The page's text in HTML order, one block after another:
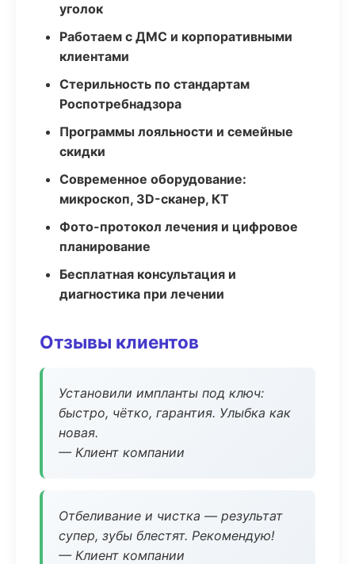
уголок
Работаем с ДМС и корпоративными
клиентами
Стерильность по стандартам
Роспотребнадзора
Программы лояльности и семейные
скидки
Современное оборудование:
микроскоп, 3D-сканер, КТ
Фото-протокол лечения и цифровое
планирование
Бесплатная консультация и
диагностика при лечении
Отзывы клиентов
Установили импланты под ключ:
быстро, чётко, гарантия. Улыбка как
новая.
— Клиент компании
Отбеливание и чистка — результат
супер, зубы блестят. Рекомендую!
— Клиент компании